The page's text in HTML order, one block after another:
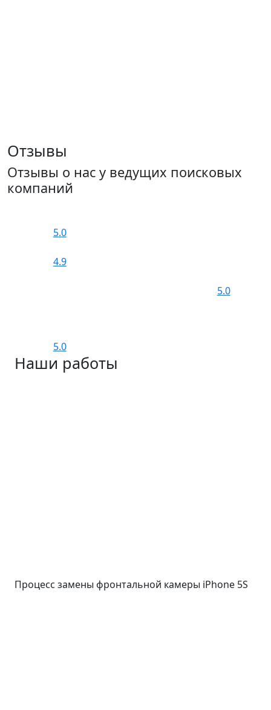
Отзывы
Отзывы о нас у ведущих поисковых
компаний
5.0
4.9
5.0
5.0
Наши работы
Процесс замены фронтальной камеры iPhone 5S